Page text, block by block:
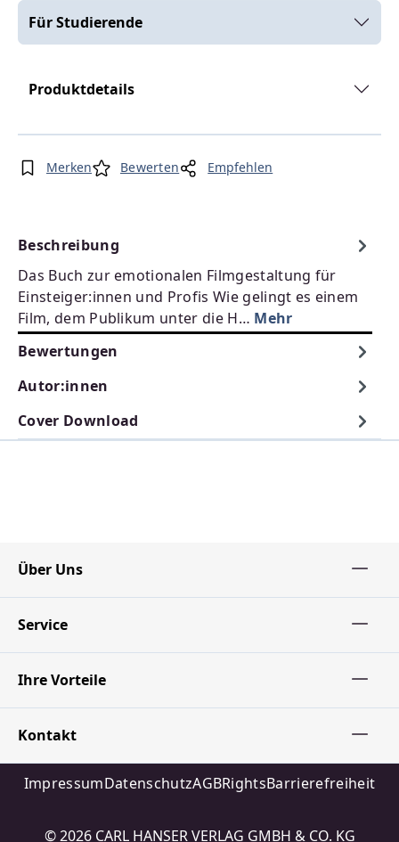
Für Studierende
Produktdetails
Merken Bewerten Empfehlen
Beschreibung
Das Buch zur emotionalen Filmgestaltung für
Einsteiger:innen und Profis Wie gelingt es einem
Film, dem Publikum unter die H… Mehr
Bewertungen
Autor:innen
Cover Download
Über Uns
Service
Ihre Vorteile
Kontakt
ImpressumDatenschutzAGBRightsBarrierefreiheit
© 2026 CARL HANSER VERLAG GMBH & CO. KG